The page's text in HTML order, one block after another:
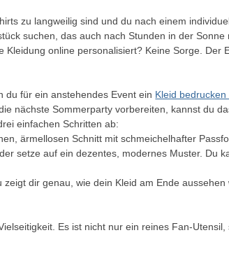
zu langweilig sind und du nach einem
suchen, das auch nach Stunden in der
online personalisiert? Keine Sorge.
du für ein anstehendes Event ein Kleid bedrucken
nächste Sommerparty vorbereiten, kannst du
einfachen Schritten ab:
ärmellosen Schnitt mit schmeichelhafter
setze auf ein dezentes, modernes Muster. Du
dir genau, wie dein Kleid am Ende aussehen
Es ist nicht nur ein reines Fan-